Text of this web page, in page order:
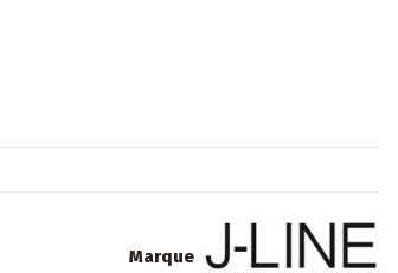
Marque